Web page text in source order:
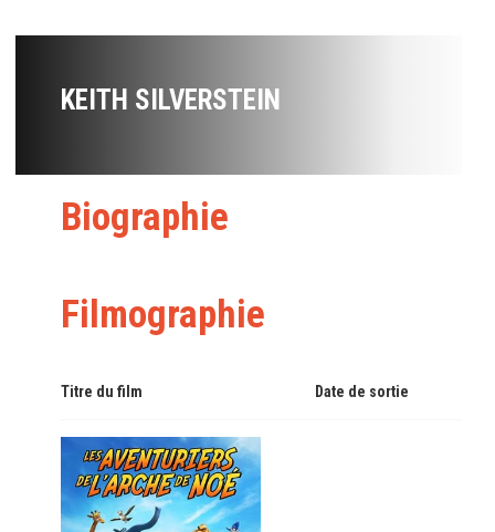
KEITH SILVERSTEIN
Biographie
Filmographie
Titre du film Date de sortie